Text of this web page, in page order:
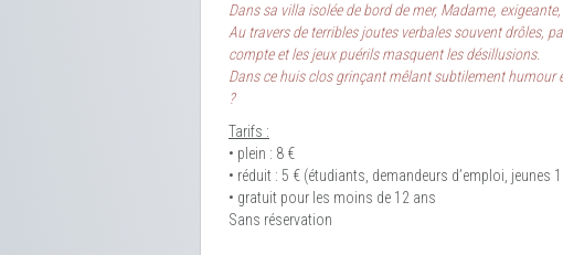
Dans sa villa isolée de bord de mer, Madame,
Au travers de terribles joutes verbales souvent drôles,
compte et les jeux puérils masquent les désillusions.
Dans ce huis clos grinçant mêlant subtilement humour
?
Tarifs :
• plein : 8 €
• réduit : 5 € (étudiants, demandeurs d’emploi, jeunes
• gratuit pour les moins de 12 ans
Sans réservation